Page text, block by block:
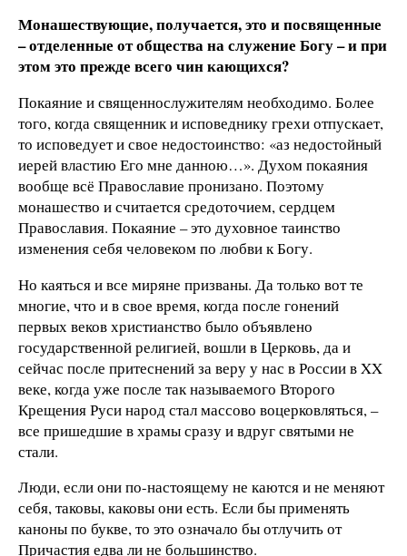
Монашествующие, получается, это и посвященные
– отделенные от общества на служение Богу – и при
этом это прежде всего чин кающихся?
Покаяние и священнослужителям необходимо. Более
того, когда священник и исповеднику грехи отпускает,
то исповедует и свое недостоинство: «аз недостойный
иерей властию Его мне данною…». Духом покаяния
вообще всё Православие пронизано. Поэтому
монашество и считается средоточием, сердцем
Православия. Покаяние – это духовное таинство
изменения себя человеком по любви к Богу.
Но каяться и все миряне призваны. Да только вот те
многие, что и в свое время, когда после гонений
первых веков христианство было объявлено
государственной религией, вошли в Церковь, да и
сейчас после притеснений за веру у нас в России в XX
веке, когда уже после так называемого Второго
Крещения Руси народ стал массово воцерковляться, –
все пришедшие в храмы сразу и вдруг святыми не
стали.
Люди, если они по-настоящему не каются и не меняют
себя, таковы, каковы они есть. Если бы применять
каноны по букве, то это означало бы отлучить от
Причастия едва ли не большинство.